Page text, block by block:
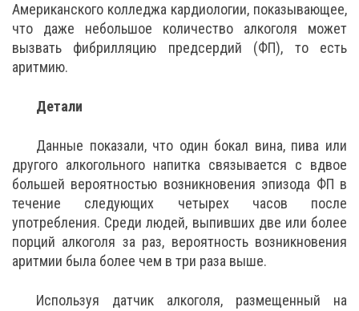
Американского колледжа кардиологии, показывающее,
что даже небольшое количество алкоголя может
вызвать фибрилляцию предсердий (ФП), то есть
аритмию.
Детали
Данные показали, что один бокал вина, пива или
другого алкогольного напитка связывается с вдвое
большей вероятностью возникновения эпизода ФП в
течение следующих четырех часов после
употребления. Среди людей, выпивших две или более
порций алкоголя за раз, вероятность возникновения
аритмии была более чем в три раза выше.
Используя датчик алкоголя, размещенный на